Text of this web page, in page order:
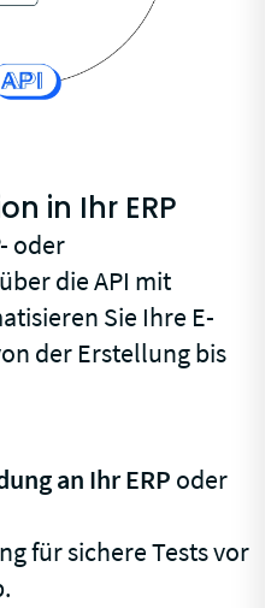
in Ihr ERP
oder
die API mit
Sie Ihre E-
der Erstellung bis
an Ihr ERP oder
für sichere Tests vor